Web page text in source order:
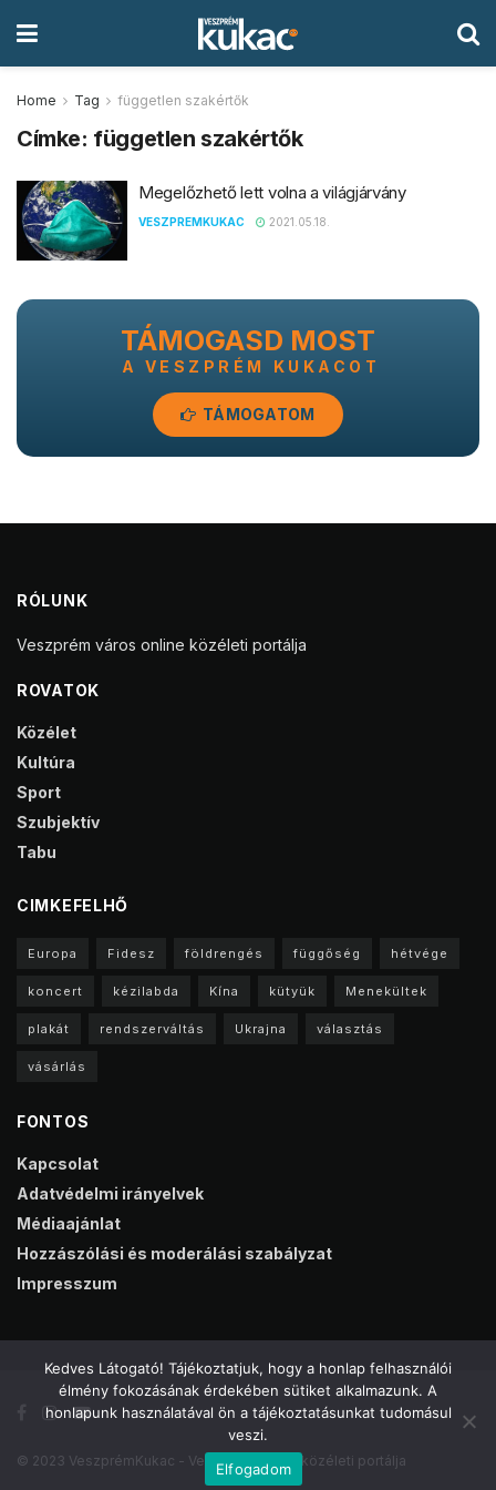
Home Tag független szakértők
Címke: független szakértők
Megelőzhető lett volna a világjárvány
VESZPREMKUKAC 2021.05.18.
TÁMOGASD MOST
A VESZPRÉM KUKACOT
TÁMOGATOM
RÓLUNK
Veszprém város online közéleti portálja
ROVATOK
Közélet
Kultúra
Sport
Szubjektív
Tabu
CIMKEFELHŐ
Europa Fidesz földrengés függőség hétvége
koncert kézilabda Kína kütyük Menekültek
plakát rendszerváltás Ukrajna választás
vásárlás
FONTOS
Kapcsolat
Adatvédelmi irányelvek
Médiaajánlat
Hozzászólási és moderálási szabályzat
Impresszum
© 2023 VeszprémKukac - Veszprém online közéleti portálja
Kedves Látogató! Tájékoztatjuk, hogy a honlap felhasználói
élmény fokozásának érdekében sütiket alkalmazunk. A
honlapunk használatával ön a tájékoztatásunkat tudomásul
veszi.
Elfogadom